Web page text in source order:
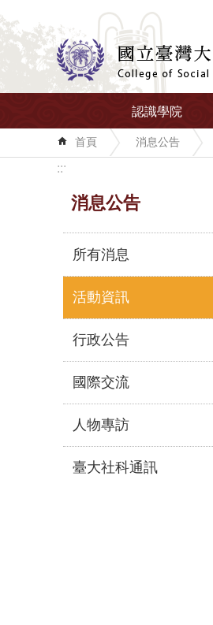
跳到主要內容區塊
認識學院
首頁 消息公告
:::
消息公告
所有消息
活動資訊
行政公告
國際交流
人物專訪
臺大社科通訊